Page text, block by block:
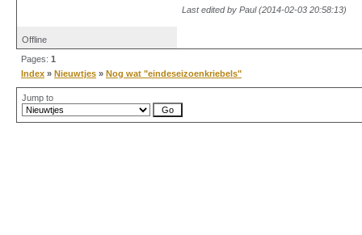
Last edited by Paul (2014-02-03 20:58:13)
Offline
Pages: 1
Index » Nieuwtjes » Nog wat "eindeseizoenkriebels"
Jump to